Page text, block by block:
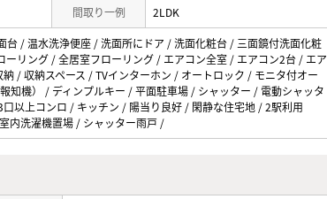
間取り一例 2LDK
/ 温水洗浄便座 / 洗面所にドア / 洗面化粧台 / 三面鏡付洗面化粧
リング / 全居室フローリング / エアコン全室 / エアコン2台 / エア
/ 収納スペース / TVインターホン / オートロック / モニタ付オー
知機） / ディンプルキー / 平面駐車場 / シャッター / 電動シャッタ
以上コンロ / キッチン / 陽当り良好 / 閑静な住宅地 / 2駅利用
内洗濯機置場 / シャッター雨戸 /